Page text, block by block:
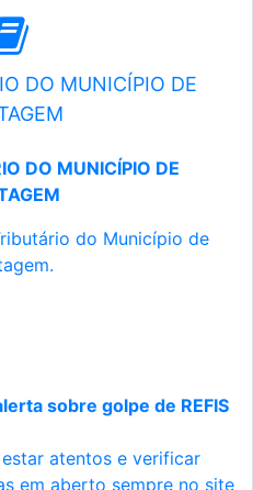
DO MUNICÍPIO DE
DO MUNICÍPIO DE
do Município de
sobre golpe de REFIS
atentos e verificar
em aberto sempre no site